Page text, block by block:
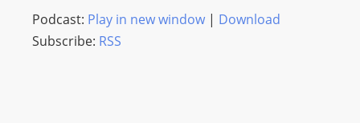
Podcast: Play in new window| Download
Subscribe: RSS